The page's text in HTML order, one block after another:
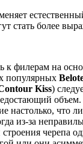
стать более
к филерам на
популярных
Kiss)
настолько, что
из-за
черепа